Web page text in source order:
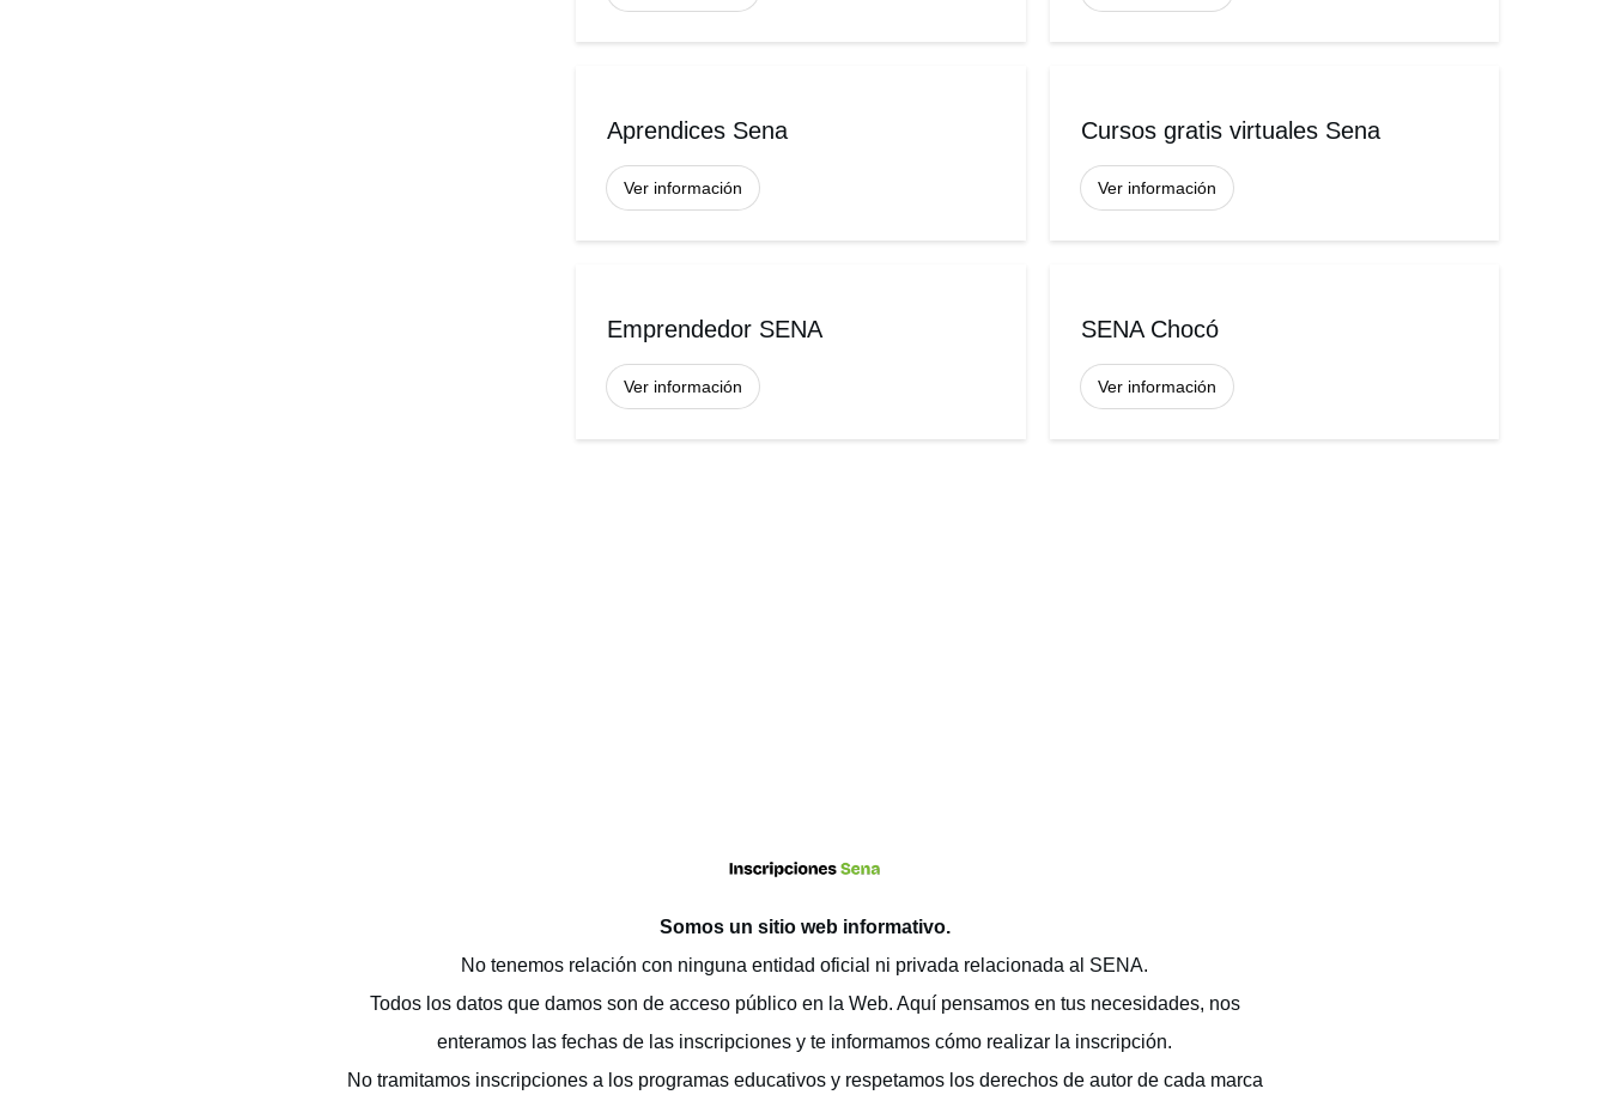
Aprendices Sena
Ver información
Cursos gratis virtuales Sena
Ver información
Emprendedor SENA
Ver información
SENA Chocó
Ver información
Somos un sitio web informativo.
No tenemos relación con ninguna entidad oficial ni privada relacionada al SENA.
Todos los datos que damos son de acceso público en la Web. Aquí pensamos en tus necesidades, nos
enteramos las fechas de las inscripciones y te informamos cómo realizar la inscripción.
No tramitamos inscripciones a los programas educativos y respetamos los derechos de autor de cada marca